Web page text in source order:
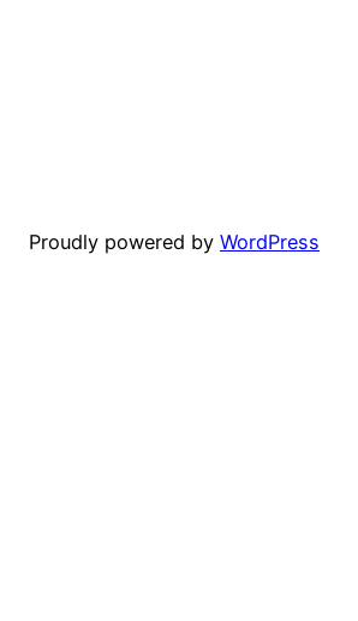
Proudly powered by WordPress